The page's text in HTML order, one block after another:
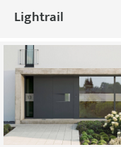
Lightrail